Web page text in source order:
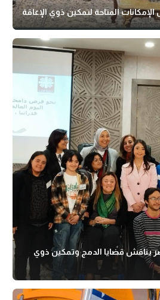
المتاحة لتمكين ذوي الإعاقة
يناقش قضايا الدمج وتمكين ذوي